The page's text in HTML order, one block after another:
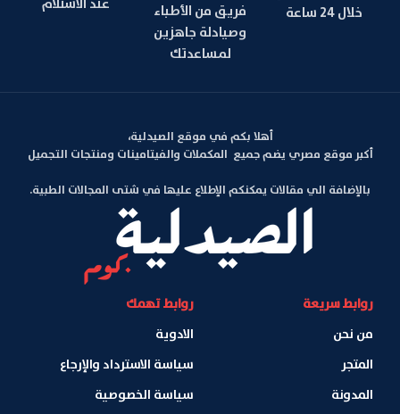
خلال 24 ساعة
فريق من الأطباء
وصيادلة جاهزين
لمساعدتك
أهلا بكم في موقع الصيدلية،
أكبر موقع مصري يضم جميع المكملات والفيتامينات ومنتجات التجميل
بالإضافة الي مقالات يمكنكم الإطلاع عليها في شتى المجالات الطبية.
روابط سريعة
من نحن
المتجر
المدونة
روابط تهمك
الادوية
سياسة الاسترداد والإرجاع
سياسة الخصوصية